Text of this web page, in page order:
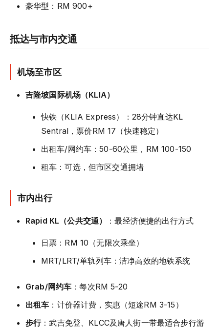
豪华型：RM 900+
抵达与市内交通
机场至市区
吉隆坡国际机场（KLIA）
快铁（KLIA Express）：28分钟直达KL
Sentral，票价RM 17（快速稳定）
出租车/网约车：50-60公里，RM 100-150
租车：可选，但市区交通拥堵
市内出行
Rapid KL（公共交通） ：最经济便捷的出行方式
日票：RM 10（无限次乘坐）
MRT/LRT/单轨列车：洁净高效的地铁系统
Grab/网约车 ：每次RM 5-20
出租车 ：计价器计费，实惠（短途RM 3-15）
步行：武吉免登、KLCC及唐人街一带最适合步行游